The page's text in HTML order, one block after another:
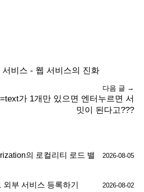
서비스 - 웹 서비스의 진화
다음 글 →
가 1개만 있으면 엔터누르면 서
밋이 된다고???
의 로컬리티 로드 밸
2026-08-05
부 서비스 등록하기 2026-08-02